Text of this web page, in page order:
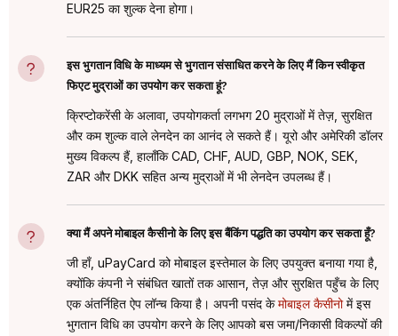
EUR25 का शुल्क देना होगा।
इस भुगतान विधि के माध्यम से भुगतान संसाधित करने के लिए मैं किन स्वीकृत
फिएट मुद्राओं का उपयोग कर सकता हूं?
क्रिप्टोकरेंसी के अलावा, उपयोगकर्ता लगभग 20 मुद्राओं में तेज़, सुरक्षित
और कम शुल्क वाले लेनदेन का आनंद ले सकते हैं। यूरो और अमेरिकी डॉलर
मुख्य विकल्प हैं, हालाँकि CAD, CHF, AUD, GBP, NOK, SEK,
ZAR और DKK सहित अन्य मुद्राओं में भी लेनदेन उपलब्ध हैं।
क्या मैं अपने मोबाइल कैसीनो के लिए इस बैंकिंग पद्धति का उपयोग कर सकता हूँ?
जी हाँ, uPayCard को मोबाइल इस्तेमाल के लिए उपयुक्त बनाया गया है,
क्योंकि कंपनी ने संबंधित खातों तक आसान, तेज़ और सुरक्षित पहुँच के लिए
एक अंतर्निहित ऐप लॉन्च किया है। अपनी पसंद केमोबाइल कैसीनोमें इस
भुगतान विधि का उपयोग करने के लिए आपको बस जमा/निकासी विकल्पों की